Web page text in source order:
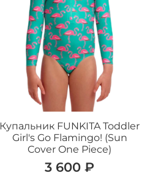
Купальник FUNKITA Toddler
Girl's Go Flamingo! (Sun
Cover One Piece)
3 600 ₽